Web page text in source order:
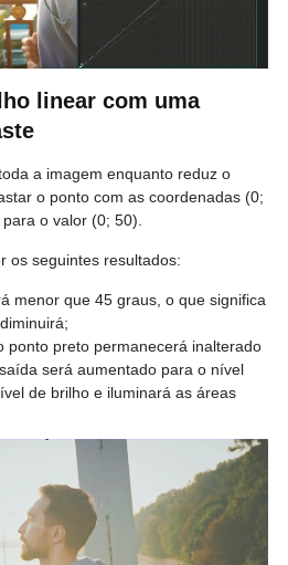
linear com uma
a imagem enquanto reduz o
o ponto com as coordenadas (0;
o valor (0; 50).
os seguintes resultados:
menor que 45 graus, o que significa
ponto preto permanecerá inalterado
será aumentado para o nível
de brilho e iluminará as áreas